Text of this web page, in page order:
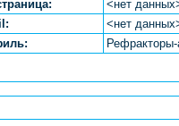
<нет
<нет